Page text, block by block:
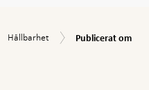
Hållbarhet
Hållbarhet
Publicerat
Publicerat om